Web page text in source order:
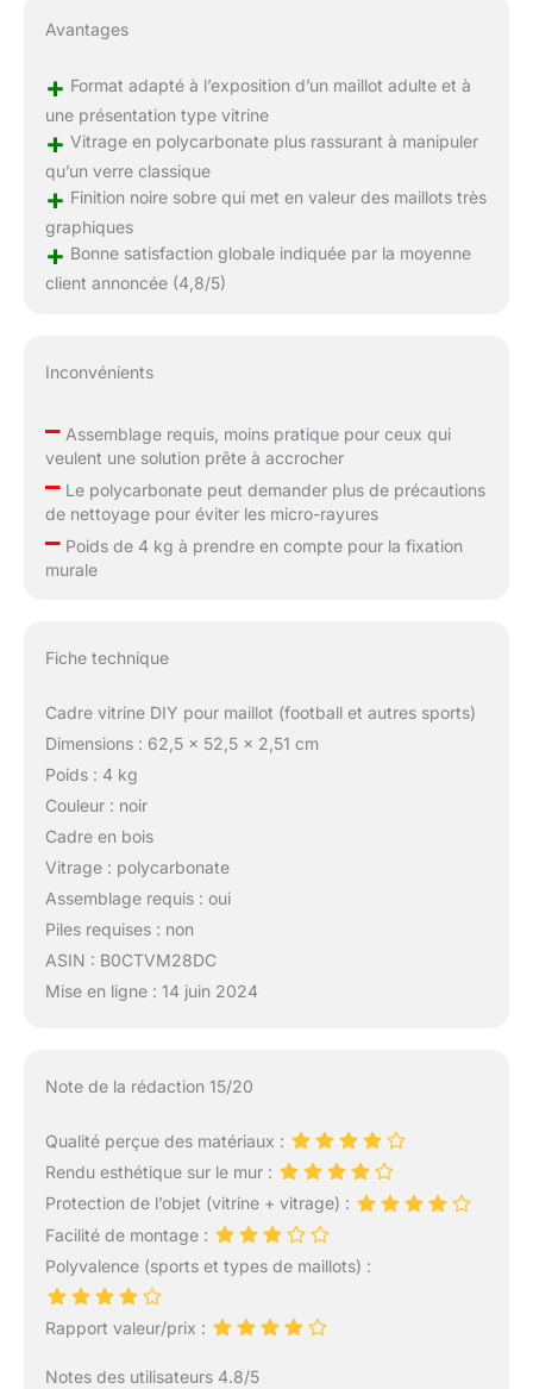
Avantages
+ Format adapté à l’exposition d’un maillot adulte et à
une présentation type vitrine
+ Vitrage en polycarbonate plus rassurant à manipuler
qu’un verre classique
+ Finition noire sobre qui met en valeur des maillots très
graphiques
+ Bonne satisfaction globale indiquée par la moyenne
client annoncée (4,8/5)
Inconvénients
–Assemblage requis, moins pratique pour ceux qui
veulent une solution prête à accrocher
–Le polycarbonate peut demander plus de précautions
de nettoyage pour éviter les micro-rayures
–Poids de 4 kg à prendre en compte pour la fixation
murale
Fiche technique
Cadre vitrine DIY pour maillot (football et autres sports)
Dimensions : 62,5 x 52,5 x 2,51 cm
Poids : 4 kg
Couleur : noir
Cadre en bois
Vitrage : polycarbonate
Assemblage requis : oui
Piles requises : non
ASIN : B0CTVM28DC
Mise en ligne : 14 juin 2024
Note de la rédaction 15/20
Qualité perçue des matériaux :
Rendu esthétique sur le mur :
Protection de l’objet (vitrine + vitrage) :
Facilité de montage :
Polyvalence (sports et types de maillots) :
Rapport valeur/prix :
Notes des utilisateurs 4.8/5